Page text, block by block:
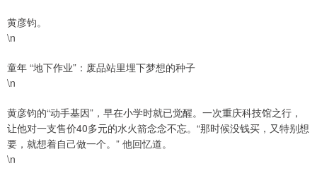
黄彦钧。
\n
童年 “地下作业”：废品站里埋下梦想的种子
\n
黄彦钧的“动手基因”，早在小学时就已觉醒。一次重庆科技馆之行，
让他对一支售价40多元的水火箭念念不忘。“那时候没钱买，又特别想
要，就想着自己做一个。” 他回忆道。
\n